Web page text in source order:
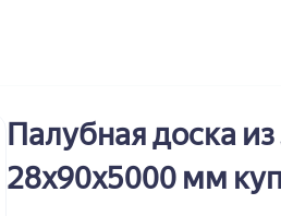
Палубная доска
28x90x5000 мм